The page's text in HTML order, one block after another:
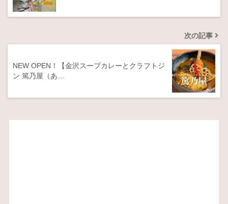
次の記事
NEW OPEN！【金沢スープカレーとクラフトジ
ン 篤乃屋（あ…